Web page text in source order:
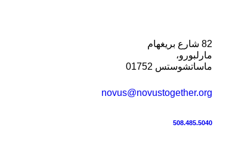
82 شارع بريغهام
مارلبورو،
ماساتشوستس 01752
novus@novustogether.org
508.485.5040